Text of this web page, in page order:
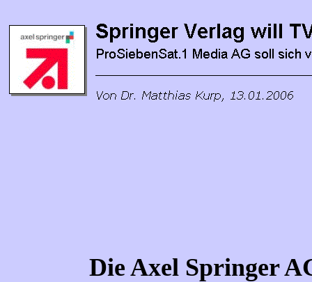
Die Axel Springer